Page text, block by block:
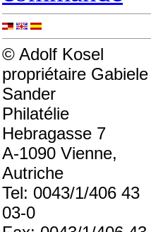
© Adolf Kosel
propriétaire Gabiele
Sander
Philatélie
Hebragasse 7
A-1090 Vienne,
Autriche
Tel: 0043/1/406 43
03-0